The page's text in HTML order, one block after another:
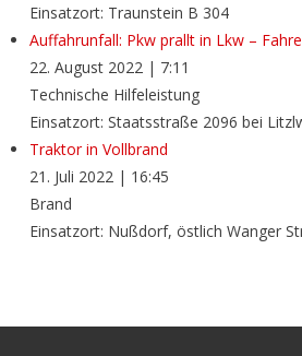
Einsatzort: Traunstein B 304
Auffahrunfall: Pkw prallt in Lkw –
22. August 2022| 7:11
Technische Hilfeleistung
Einsatzort: Staatsstraße 2096 bei
Traktor in Vollbrand
21. Juli 2022| 16:45
Brand
Einsatzort: Nußdorf, östlich Wanger